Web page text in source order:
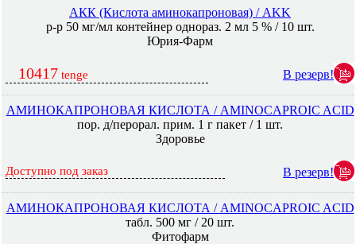
АКК (Кислота аминокапроновая) / AKK
р-р 50 мг/мл контейнер однораз. 2 мл 5 % / 10 шт.
Юрия-Фарм
10417 tenge В резерв!
АМИНОКАПРОНОВАЯ КИСЛОТА / AMINOCAPROIC ACID
пор. д/перорал. прим. 1 г пакет / 1 шт.
Здоровье
Доступно под заказ В резерв!
АМИНОКАПРОНОВАЯ КИСЛОТА / AMINOCAPROIC ACID
табл. 500 мг / 20 шт.
Фитофарм